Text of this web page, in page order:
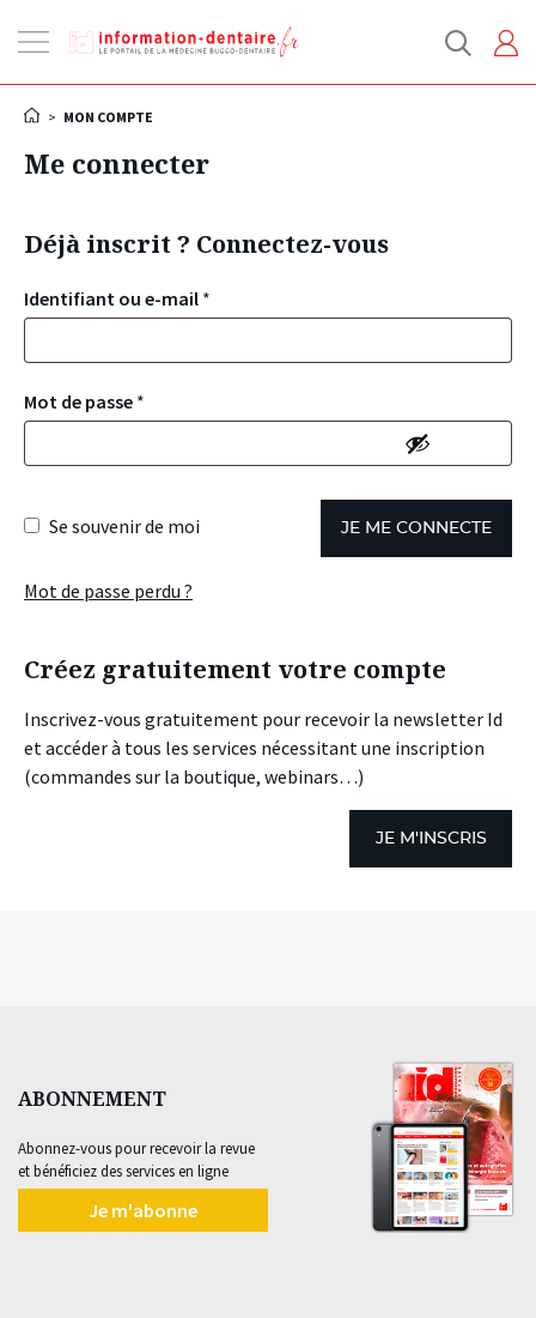
la
> MON COMPTE
Me connecter
Déjà inscrit ? Connectez-vous
Identifiant ou e-mail *
Mot de passe *
Se souvenir de moi JE ME CONNECTE
Mot de passe perdu ?
Créez gratuitement votre compte
Inscrivez-vous gratuitement pour recevoir la newsletter Id
et accéder à tous les services nécessitant une inscription
(commandes sur la boutique, webinars…)
JE M'INSCRIS
ABONNEMENT
Abonnez-vous pour recevoir la revue
et bénéficiez des services en ligne
Je m'abonne